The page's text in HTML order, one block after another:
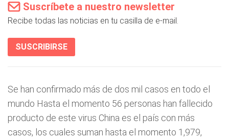
Suscríbete a nuestro newsletter
Recibe todas las noticias en tu casilla de e-mail.
SUSCRIBIRSE
Se han confirmado más de dos mil casos en todo el
mundo Hasta el momento 56 personas han fallecido
producto de este virus China es el país con más
casos, los cuales suman hasta el momento 1,979,